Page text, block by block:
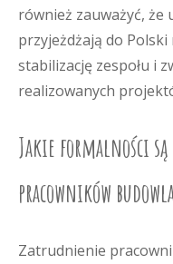
również zauważyć, że
przyjeżdżają do Polski
stabilizację zespołu i
realizowanych
Jakie formalności
pracowników
Zatrudnienie